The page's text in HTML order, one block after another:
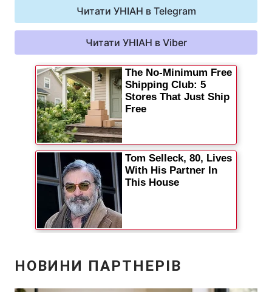
Читати УНІАН в Telegram
Читати УНІАН в Viber